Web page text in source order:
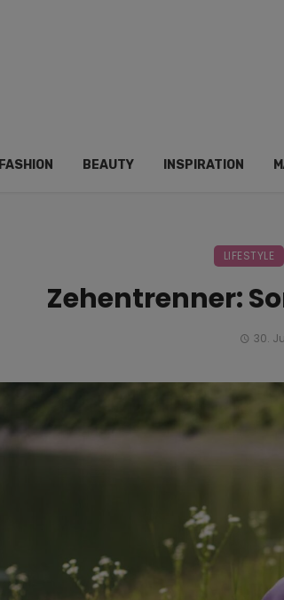
FASHION BEAUTY INSPIRATION
LIFESTYLE
Zehentrenner:
30.